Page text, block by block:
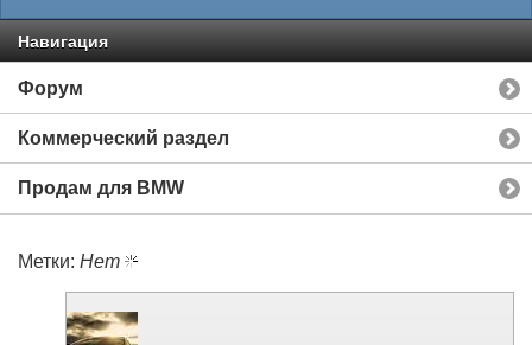
Навигация
Форум
Коммерческий раздел
Продам для BMW
Метки: Нет